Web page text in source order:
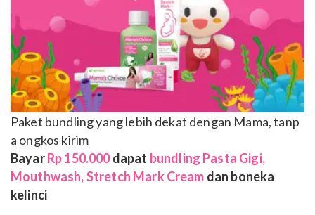
Paket bundling yang lebih dekat dengan Mama, tanp
a ongkos kirim
BayarRp 150.000dapat bundling Pasta Gigi,
Mouthwash, Stretch Mark Cream dan boneka
kelinci